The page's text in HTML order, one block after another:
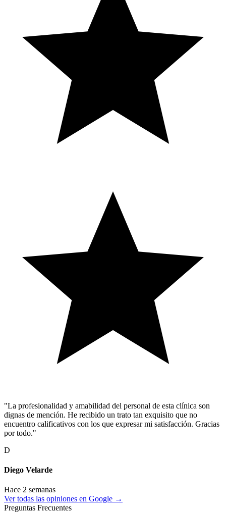
"La profesionalidad y amabilidad del personal de esta clínica son
dignas de mención. He recibido un trato tan exquisito que no
encuentro calificativos con los que expresar mi satisfacción. Gracias
por todo."
D
Diego Velarde
Hace 2 semanas
Ver todas las opiniones en Google →
Preguntas Frecuentes